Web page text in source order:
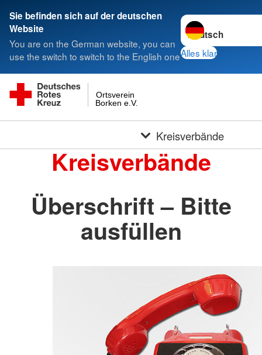
Sie befinden sich auf der deutschen
Website
You are on the German website, you can
use the switch to switch to the English one
Sprache wechseln
Alles klar
Borken e.V.
Ortsverein
Kreisverbände
Kreisverbände
Überschrift – Bitte
ausfüllen